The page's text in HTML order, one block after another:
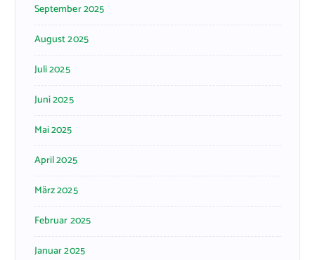
September 2025
August 2025
Juli 2025
Juni 2025
Mai 2025
April 2025
März 2025
Februar 2025
Januar 2025